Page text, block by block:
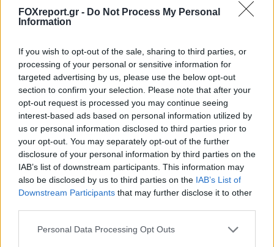
FOXreport.gr - Do Not Process My Personal
Information
If you wish to opt-out of the sale, sharing to third parties, or
processing of your personal or sensitive information for
targeted advertising by us, please use the below opt-out
section to confirm your selection. Please note that after your
opt-out request is processed you may continue seeing
interest-based ads based on personal information utilized by
us or personal information disclosed to third parties prior to
your opt-out. You may separately opt-out of the further
disclosure of your personal information by third parties on the
IAB’s list of downstream participants. This information may
also be disclosed by us to third parties on the IAB’s List of
Downstream Participants that may further disclose it to other
Personal Data Processing Opt Outs
Νέοι υπέρλεπτοι υπεραγωγοί ανοίγουν τον
δρόμο για μικρότερες και αποδοτικότερες
κβαντικές συσκευές
ΕΠΙΣΤΉΜΗ 22:00, 07/08/2026